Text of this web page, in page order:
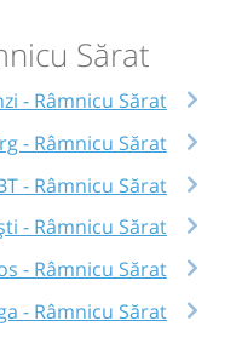
Sărat
- Râmnicu Sărat
- Râmnicu Sărat
- Râmnicu Sărat
- Râmnicu Sărat
- Râmnicu Sărat
- Râmnicu Sărat